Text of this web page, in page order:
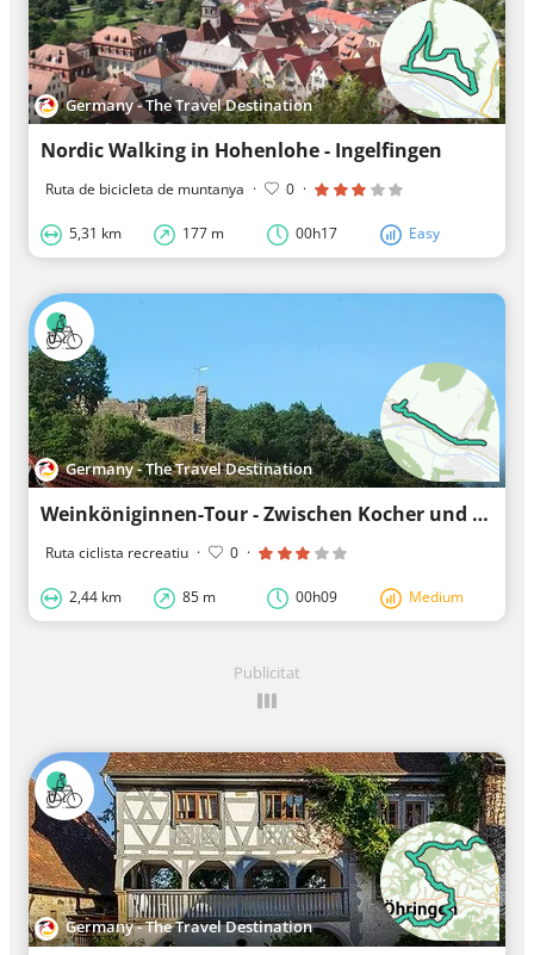
Germany - The Travel Destination
Nordic Walking in Hohenlohe - Ingelfingen
Ruta de bicicleta de muntanya · 0 ·
5,31 km 177 m 00h17 Easy
Germany - The Travel Destination
Weinköniginnen-Tour - Zwischen Kocher und Jagst
Ruta ciclista recreatiu · 0 ·
2,44 km 85 m 00h09 Medium
Publicitat
Germany - The Travel Destination